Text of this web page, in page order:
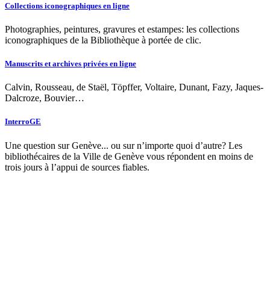
Collections iconographiques en ligne
Photographies, peintures, gravures et estampes: les collections
iconographiques de la Bibliothèque à portée de clic.
Manuscrits et archives privées en ligne
Calvin, Rousseau, de Staël, Töpffer, Voltaire, Dunant, Fazy, Jaques-
Dalcroze, Bouvier…
InterroGE
Une question sur Genève... ou sur n’importe quoi d’autre? Les
bibliothécaires de la Ville de Genève vous répondent en moins de
trois jours à l’appui de sources fiables.